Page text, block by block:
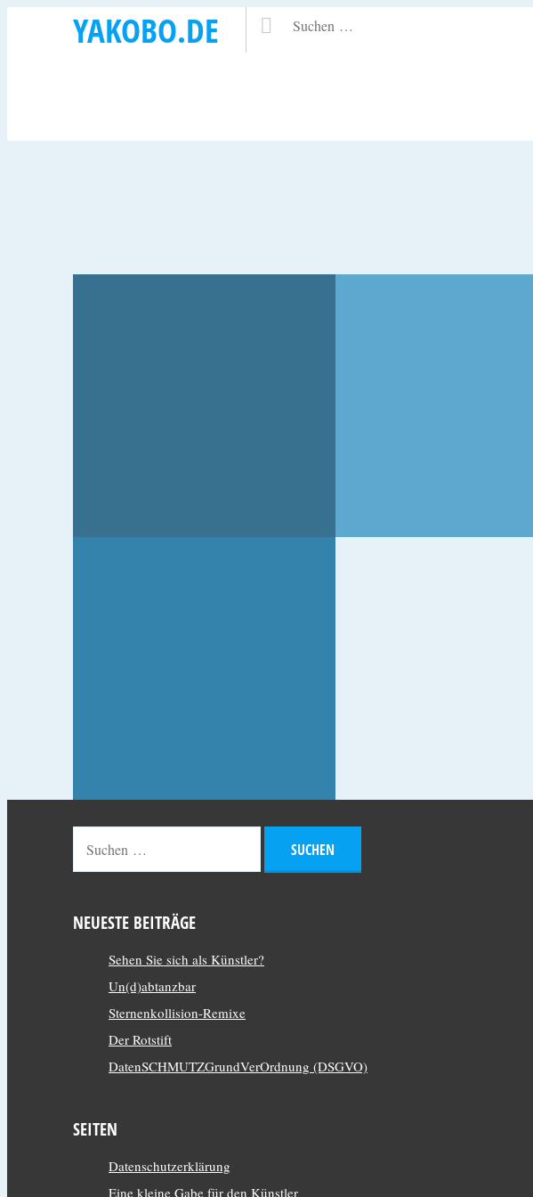
YAKOBO.DE
NEUESTE BEITRÄGE
Sehen Sie sich als Künstler?
Un(d)abtanzbar
Sternenkollision-Remixe
Der Rotstift
DatenSCHMUTZGrundVerOrdnung (DSGVO)
SEITEN
Datenschutzerklärung
Eine kleine Gabe für den Künstler